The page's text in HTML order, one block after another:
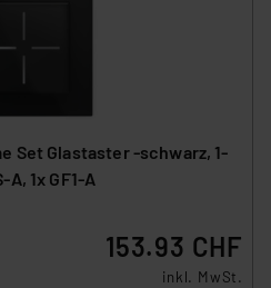
Set Glastaster -schwarz, 1-
1x GF1-A
153.93 CHF
inkl. MwSt.